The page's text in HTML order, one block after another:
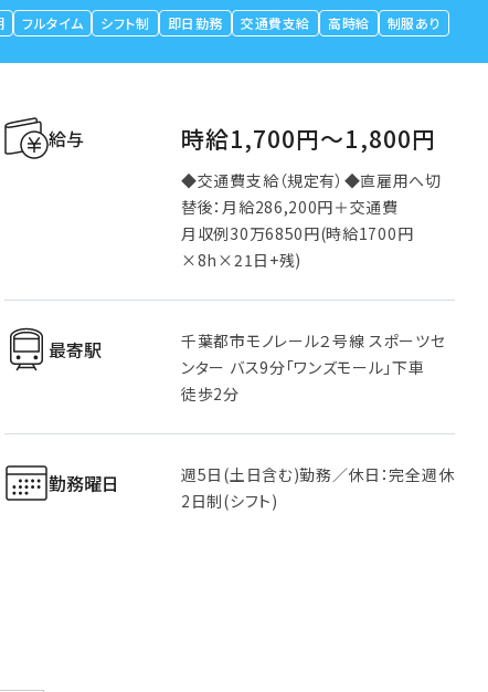
フルタイム シフト制 即日勤務 交通費支給 高時給 制服あり
給与 時給1,700円〜1,800円
◆交通費支給（規定有）◆直雇用へ切
替後：月給286,200円＋交通費
月収例30万6850円(時給1700円
×8h×21日+残)
最寄駅
千葉都市モノレール２号線 スポーツセ
ンター バス9分「ワンズモール」下車
徒歩2分
勤務曜日
週5日(土日含む)勤務／休日：完全週休
2日制(シフト)